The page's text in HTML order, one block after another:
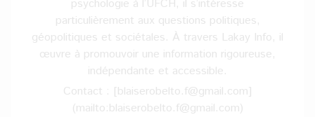
psychologie à l’UFCH, il s’intéresse
particulièrement aux questions politiques,
géopolitiques et sociétales. À travers Lakay Info, il
œuvre à promouvoir une information rigoureuse,
indépendante et accessible.
Contact : [blaiserobelto.f@gmail.com]
(mailto:blaiserobelto.f@gmail.com)